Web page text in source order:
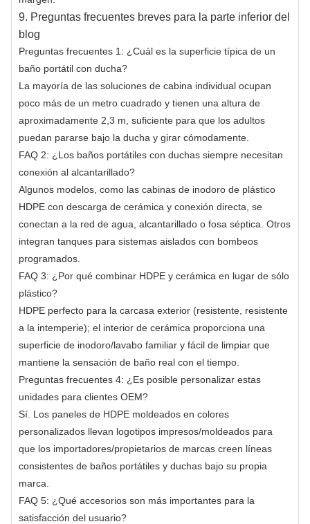
9. Preguntas frecuentes breves para la parte inferior del
blog
Preguntas frecuentes 1: ¿Cuál es la superficie típica de un
baño portátil con ducha?
La mayoría de las soluciones de cabina individual ocupan
poco más de un metro cuadrado y tienen una altura de
aproximadamente 2,3 m, suficiente para que los adultos
puedan pararse bajo la ducha y girar cómodamente.
FAQ 2: ¿Los baños portátiles con duchas siempre necesitan
conexión al alcantarillado?
Algunos modelos, como las cabinas de inodoro de plástico
HDPE con descarga de cerámica y conexión directa, se
conectan a la red de agua, alcantarillado o fosa séptica. Otros
integran tanques para sistemas aislados con bombeos
programados.
FAQ 3: ¿Por qué combinar HDPE y cerámica en lugar de sólo
plástico?
HDPE perfecto para la carcasa exterior (resistente, resistente
a la intemperie); el interior de cerámica proporciona una
superficie de inodoro/lavabo familiar y fácil de limpiar que
mantiene la sensación de baño real con el tiempo.
Preguntas frecuentes 4: ¿Es posible personalizar estas
unidades para clientes OEM?
Sí. Los paneles de HDPE moldeados en colores
personalizados llevan logotipos impresos/moldeados para
que los importadores/propietarios de marcas creen líneas
consistentes de baños portátiles y duchas bajo su propia
marca.
FAQ 5: ¿Qué accesorios son más importantes para la
satisfacción del usuario?